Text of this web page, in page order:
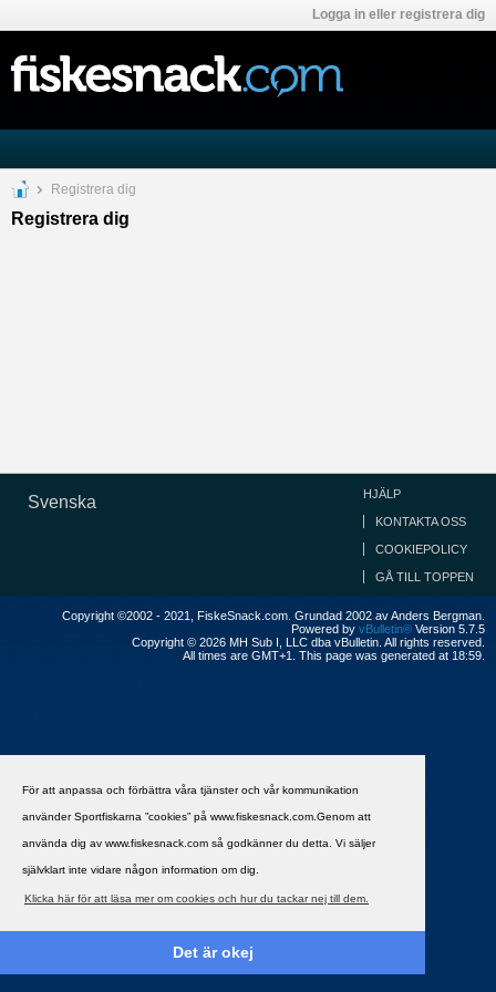
För att anpassa och förbättra våra tjänster och vår kommunikation
använder Sportfiskarna ”cookies” på www.fiskesnack.com.Genom att
använda dig av www.fiskesnack.com så godkänner du detta. Vi säljer
självklart inte vidare någon information om dig.
Klicka här för att läsa mer om cookies och hur du tackar nej till dem.
Det är okej
Logga in eller registrera dig
Registrera dig
Registrera dig
Svenska HJÄLP
KONTAKTA OSS
COOKIEPOLICY
GÅ TILL TOPPEN
Copyright ©2002 - 2021, FiskeSnack.com. Grundad 2002 av Anders Bergman.
Powered by vBulletin® Version 5.7.5
Copyright © 2026 MH Sub I, LLC dba vBulletin. All rights reserved.
All times are GMT+1. This page was generated at 18:59.